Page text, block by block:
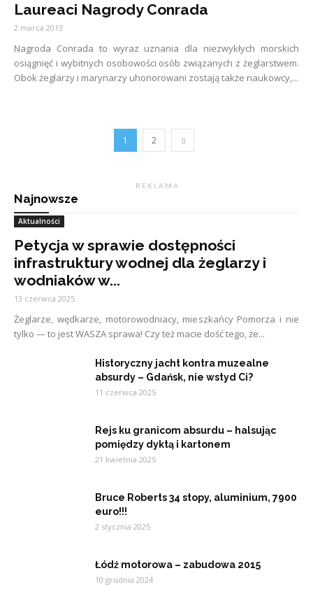
Laureaci Nagrody Conrada
2 marca 2013
Nagroda Conrada to wyraz uznania dla niezwykłych morskich
osiągnięć i wybitnych osobowości osób związanych z żeglarstwem.
Obok żeglarzy i marynarzy uhonorowani zostają także naukowcy,...
1 2
R E K L A M A
Najnowsze
Aktualności
Petycja w sprawie dostępności
infrastruktury wodnej dla żeglarzy i
wodniaków w...
13 czerwca 2025
Żeglarze, wędkarze, motorowodniacy, mieszkańcy Pomorza i nie
tylko — to jest WASZA sprawa! Czy też macie dość tego, że...
Historyczny jacht kontra muzealne
absurdy – Gdańsk, nie wstyd Ci?
11 czerwca 2025
Rejs ku granicom absurdu – halsując
pomiędzy dyktą i kartonem
21 kwietnia 2025
Bruce Roberts 34 stopy, aluminium, 7900
euro!!!
2 stycznia 2025
Łódź motorowa – zabudowa 2015
10 grudnia 2024